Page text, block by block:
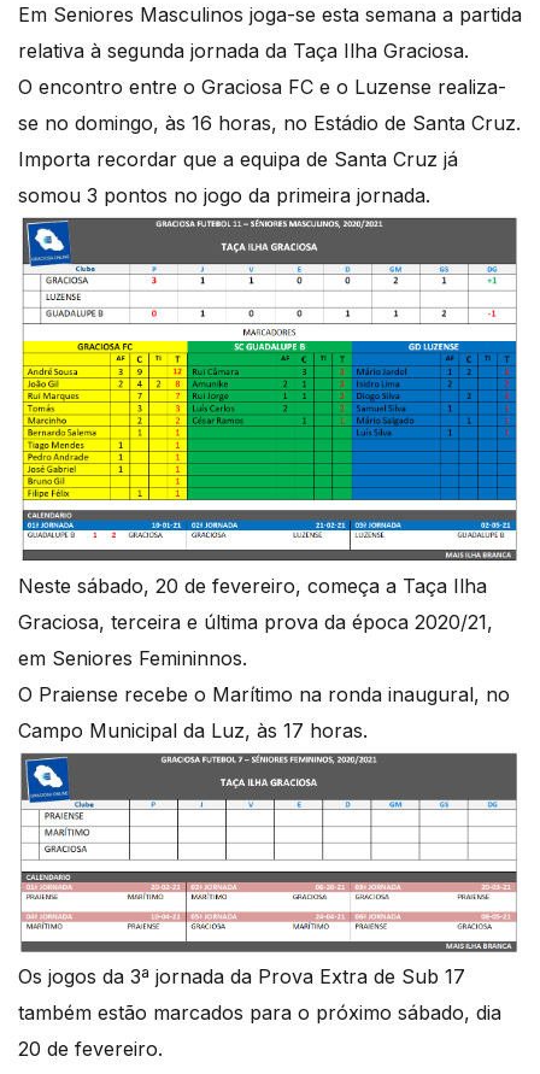
Em Seniores Masculinos joga-se esta semana a partida
relativa à segunda jornada da Taça Ilha Graciosa.
O encontro entre o Graciosa FC e o Luzense realiza-
se no domingo, às 16 horas, no Estádio de Santa Cruz.
Importa recordar que a equipa de Santa Cruz já
somou 3 pontos no jogo da primeira jornada.
Neste sábado, 20 de fevereiro, começa a Taça Ilha
Graciosa, terceira e última prova da época 2020/21,
em Seniores Femininnos.
O Praiense recebe o Marítimo na ronda inaugural, no
Campo Municipal da Luz, às 17 horas.
Os jogos da 3ª jornada da Prova Extra de Sub 17
também estão marcados para o próximo sábado, dia
20 de fevereiro.